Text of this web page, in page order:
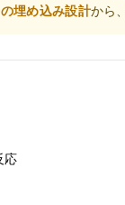
埋め込み設計から
応